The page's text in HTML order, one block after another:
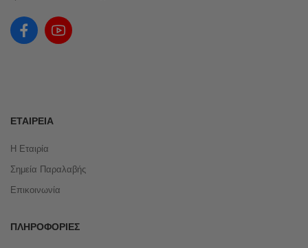
ΕΤΑΙΡΕΊΑ
Η Εταιρία
Σημεία Παραλαβής
Επικοινωνία
ΠΛΗΡΟΦΟΡΊΕΣ